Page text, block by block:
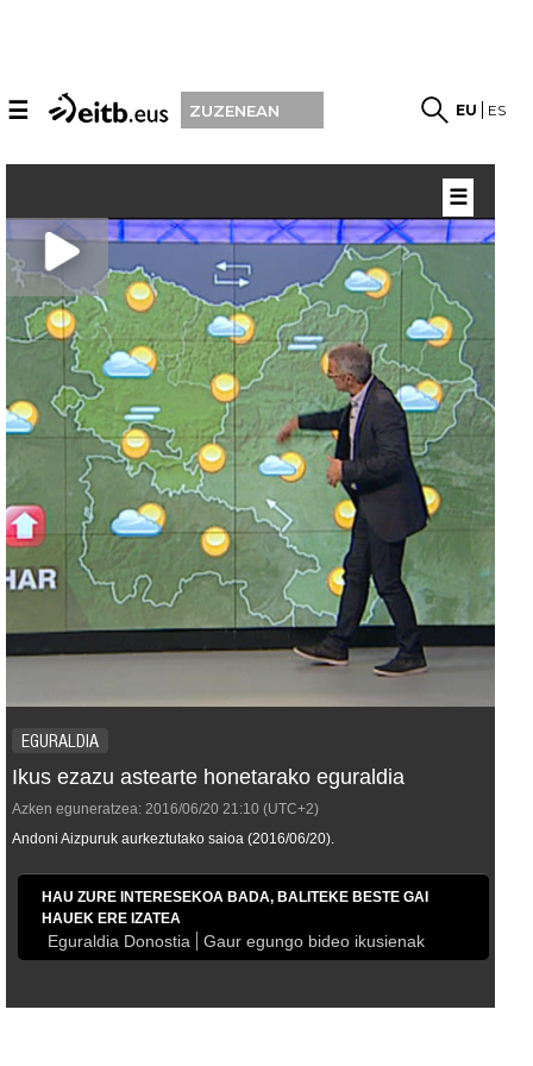
☰ ZUZENEAN EU ES
EGURALDIA
Ikus ezazu astearte honetarako eguraldia
Azken eguneratzea: 2016/06/20 21:10 (UTC+2)
Andoni Aizpuruk aurkeztutako saioa (2016/06/20).
HAU ZURE INTERESEKOA BADA, BALITEKE BESTE GAI
HAUEK ERE IZATEA
Eguraldia Donostia Gaur egungo bideo ikusienak
☰